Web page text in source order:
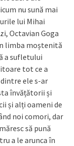
nu sună mai
lui Mihai
Octavian Goga
limba moștenită
a sufletului
tot ce a
ele s-ar
învățătorii și
și alți oameni de
noi comori, dar
să pună
a le arunca în